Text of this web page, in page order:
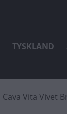
TYSKLAND
Cava Vita Vivet